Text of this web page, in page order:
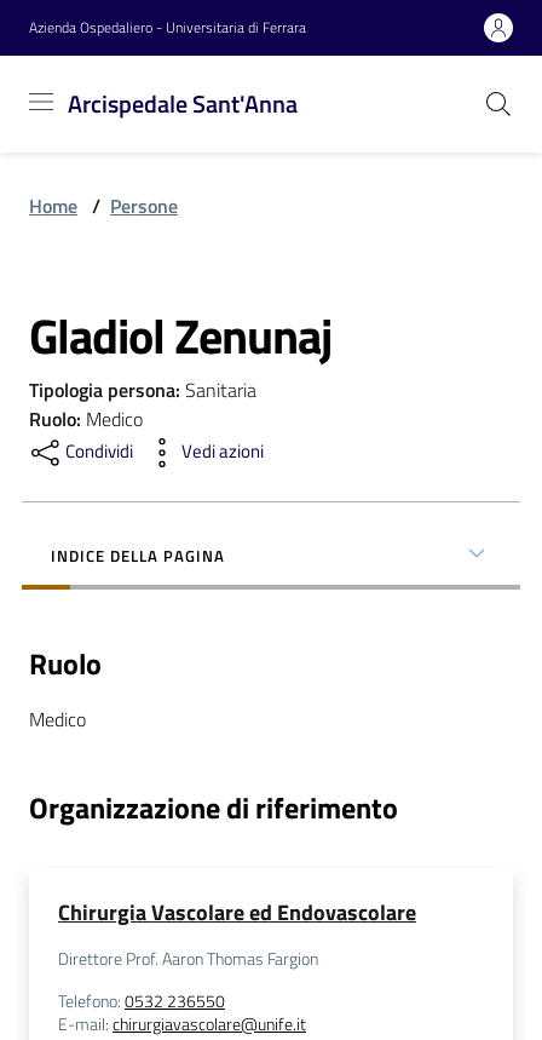
Vai al contenuto
Vai alla navigazione
Vai al footer
Azienda Ospedaliero - Universitaria di Ferrara
Arcispedale Sant'Anna
Sant'Anna
Azienda
Servizi
Reparti
Novità
a
a
Home / Persone
Salta al contenuto
Gladiol Zenunaj
Tipologia persona: Sanitaria
Ruolo: Medico
Condividi Vedi azioni
INDICE DELLA PAGINA
Ruolo
Medico
Organizzazione di riferimento
Chirurgia Vascolare ed Endovascolare
Direttore Prof. Aaron Thomas Fargion
Telefono:0532 236550
E-mail:chirurgiavascolare@unife.it